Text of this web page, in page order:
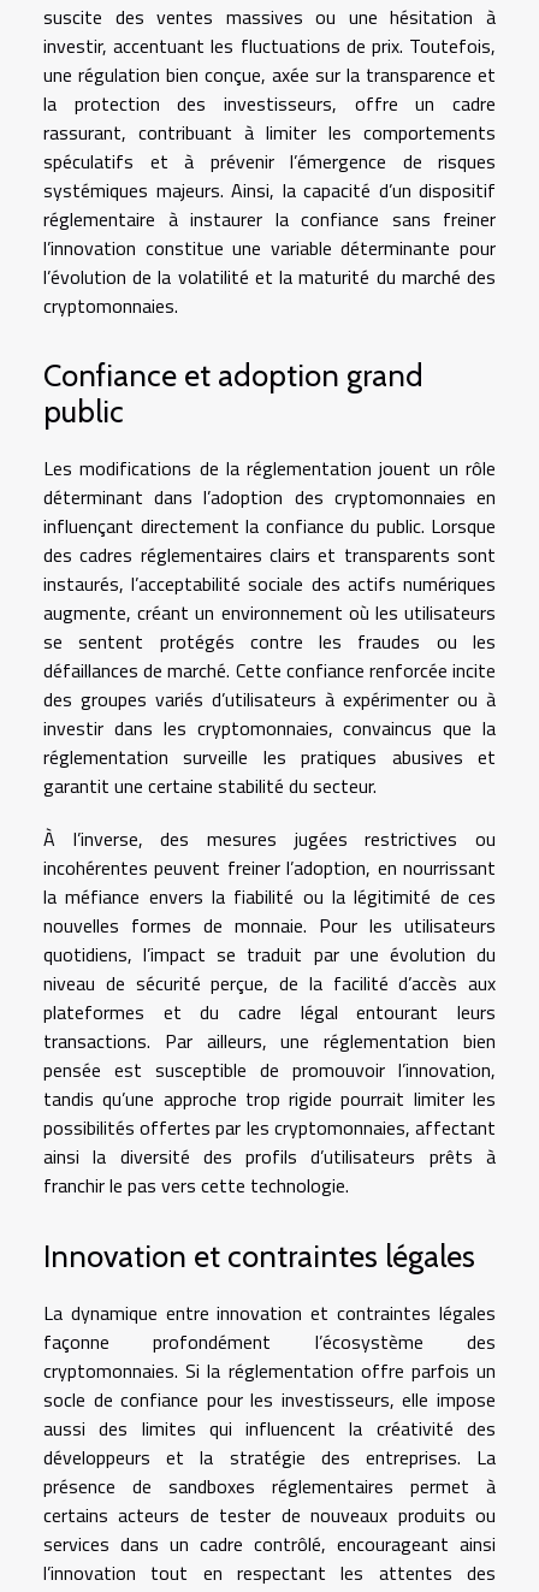
suscite des ventes massives ou une hésitation à
investir, accentuant les fluctuations de prix. Toutefois,
une régulation bien conçue, axée sur la transparence et
la protection des investisseurs, offre un cadre
rassurant, contribuant à limiter les comportements
spéculatifs et à prévenir l’émergence de risques
systémiques majeurs. Ainsi, la capacité d’un dispositif
réglementaire à instaurer la confiance sans freiner
l’innovation constitue une variable déterminante pour
l’évolution de la volatilité et la maturité du marché des
cryptomonnaies.
Confiance et adoption grand
public
Les modifications de la réglementation jouent un rôle
déterminant dans l’adoption des cryptomonnaies en
influençant directement la confiance du public. Lorsque
des cadres réglementaires clairs et transparents sont
instaurés, l’acceptabilité sociale des actifs numériques
augmente, créant un environnement où les utilisateurs
se sentent protégés contre les fraudes ou les
défaillances de marché. Cette confiance renforcée incite
des groupes variés d’utilisateurs à expérimenter ou à
investir dans les cryptomonnaies, convaincus que la
réglementation surveille les pratiques abusives et
garantit une certaine stabilité du secteur.
À l’inverse, des mesures jugées restrictives ou
incohérentes peuvent freiner l’adoption, en nourrissant
la méfiance envers la fiabilité ou la légitimité de ces
nouvelles formes de monnaie. Pour les utilisateurs
quotidiens, l’impact se traduit par une évolution du
niveau de sécurité perçue, de la facilité d’accès aux
plateformes et du cadre légal entourant leurs
transactions. Par ailleurs, une réglementation bien
pensée est susceptible de promouvoir l’innovation,
tandis qu’une approche trop rigide pourrait limiter les
possibilités offertes par les cryptomonnaies, affectant
ainsi la diversité des profils d’utilisateurs prêts à
franchir le pas vers cette technologie.
Innovation et contraintes légales
La dynamique entre innovation et contraintes légales
façonne profondément l’écosystème des
cryptomonnaies. Si la réglementation offre parfois un
socle de confiance pour les investisseurs, elle impose
aussi des limites qui influencent la créativité des
développeurs et la stratégie des entreprises. La
présence de sandboxes réglementaires permet à
certains acteurs de tester de nouveaux produits ou
services dans un cadre contrôlé, encourageant ainsi
l’innovation tout en respectant les attentes des